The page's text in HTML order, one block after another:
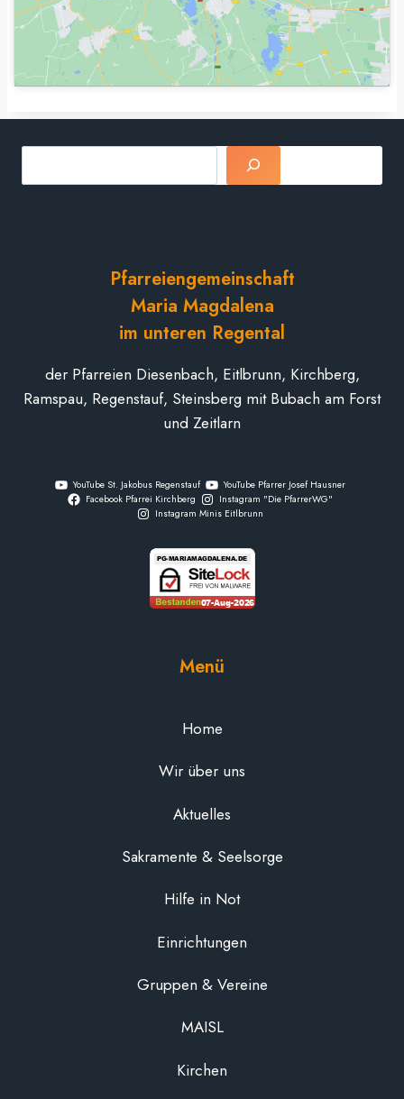
Suchen
Pfarreiengemeinschaft
Maria Magdalena
im unteren Regental
der Pfarreien Diesenbach, Eitlbrunn, Kirchberg,
Ramspau, Regenstauf, Steinsberg mit Bubach am Forst
und Zeitlarn
YouTube St. Jakobus Regenstauf
YouTube Pfarrer Josef Hausner
Facebook Pfarrei Kirchberg
Instagram "Die PfarrerWG"
Instagram Minis Eitlbrunn
Menü
Home
Wir über uns
Aktuelles
Sakramente & Seelsorge
Hilfe in Not
Einrichtungen
Gruppen & Vereine
MAISL
Kirchen